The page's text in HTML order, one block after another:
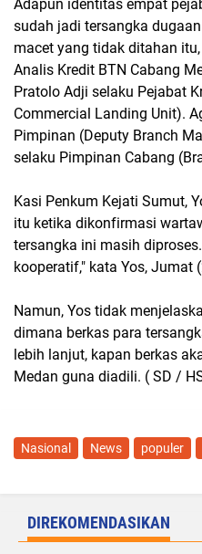
Adapun identitas empat
sudah jadi tersangka
macet yang tidak ditahan
Analis Kredit BTN Cabang
Pratolo Adji selaku Pejabat
Commercial Landing Unit).
Pimpinan (Deputy Branch
selaku Pimpinan Cabang
Kasi Penkum Kejati Sumut,
itu ketika dikonfirmasi
tersangka ini masih
kooperatif," kata Yos, Jumat
Namun, Yos tidak
dimana berkas para
lebih lanjut, kapan berkas
Medan guna diadili. ( SD /
Nasional News populer
DIREKOMENDASIKAN